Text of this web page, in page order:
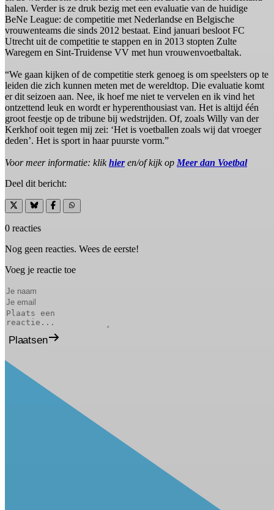
halen. Verder is ze druk bezig met een evaluatie van de huidige
BeNe League: de competitie met Nederlandse en Belgische
vrouwenteams die sinds 2012 bestaat. Eind januari besloot FC
Utrecht uit de competitie te stappen en in 2013 stopten Zulte
Waregem en Sint-Truidense VV met hun vrouwenvoetbaltak.
“We gaan kijken of de competitie sterk genoeg is om speelsters op te
leiden die zich kunnen meten met de wereldtop. Die evaluatie komt
er dit seizoen aan. Nee, ik hoef me niet te vervelen en ik vind het
ontzettend leuk en wordt er hyperenthousiast van. Het is altijd één
groot feestje op de tribune bij wedstrijden. Of, zoals Willy van der
Kerkhof ooit tegen mij zei: ‘Het is voetballen zoals wij dat vroeger
deden’. Het is sport in haar puurste vorm.”
Voor meer informatie: klikhieren/of kijk op Meer dan Voetbal
Deel dit bericht:
0 reacties
Nog geen reacties. Wees de eerste!
Voeg je reactie toe
Plaatsen